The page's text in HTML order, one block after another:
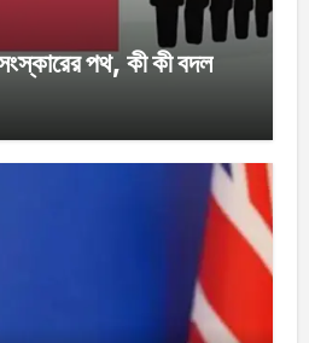
পথ, কী কী বদল